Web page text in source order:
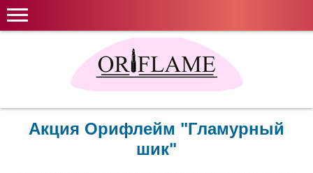
Акция Орифлейм "Гламурный
шик"